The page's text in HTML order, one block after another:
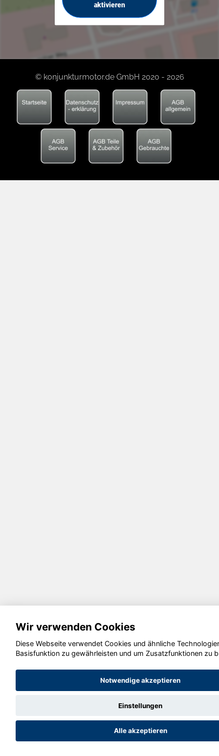
aktivieren
© konjunkturmotor.de GmbH 2020 - 2026
Wir verwenden Cookies
Diese Webseite verwendet Cookies und ähnliche
Basisfunktion zu gewährleisten und um Zusatzfunktionen zu
Notwendige akzeptieren
Einstellungen
Alle akzeptieren